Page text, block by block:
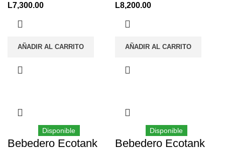
L7,300.00
AÑADIR AL CARRITO
L8,200.00
AÑADIR AL CARRITO
Disponible
Bebedero Ecotank
Disponible
Bebedero Ecotank